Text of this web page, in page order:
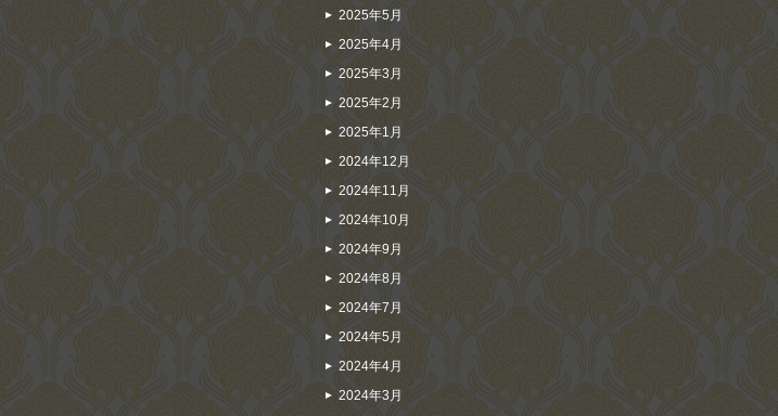
2025年5月
2025年4月
2025年3月
2025年2月
2025年1月
2024年12月
2024年11月
2024年10月
2024年9月
2024年8月
2024年7月
2024年5月
2024年4月
2024年3月